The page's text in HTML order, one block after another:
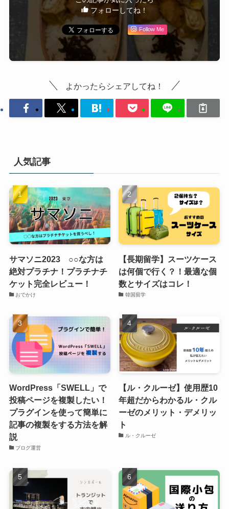
フォローしてね！
Follow Me
よかったらシェアしてね！
人気記事
サマソニ2023 ○○な方は
絶対プラチナ！プラチナチ
ケット完全レビュー！
おでかけ
【長期留学】スーツケース
は何個で行く？！最適な個
数とサイズはコレ！
韓国留学
WordPress「SWELL」で
投稿ページを複製したい！
プラグインを使って簡単に
記事の複製をする方法を解
説
ブログ運営
【ル・クルーゼ】使用歴10
年超だからわかるル・クル
ーゼのメリット・デメリッ
ト
ル・クルーゼ